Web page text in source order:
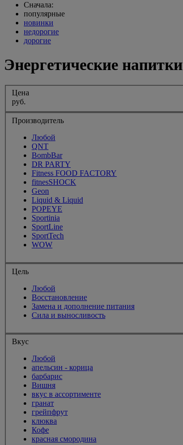
Сначала:
популярные
новинки
недорогие
дорогие
Энергетические напитки
Цена
руб.
Производитель
Любой
QNT
BombBar
DR PARTY
Fitness FOOD FACTORY
fitnesSHOCK
Geon
Liquid & Liquid
POPEYE
Sportinia
SportLine
SportTech
WOW
Цель
Любой
Восстановление
Замена и дополнение питания
Сила и выносливость
Вкус
Любой
апельсин - корица
барбарис
Вишня
вкус в ассортименте
гранат
грейпфрут
клюква
Кофе
красная смородина